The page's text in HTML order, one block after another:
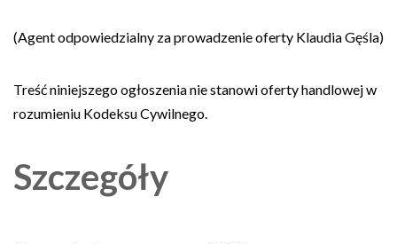
(Agent odpowiedzialny za prowadzenie oferty Klaudia Gęśla)
Treść niniejszego ogłoszenia nie stanowi oferty handlowej w
rozumieniu Kodeksu Cywilnego.
Szczegóły